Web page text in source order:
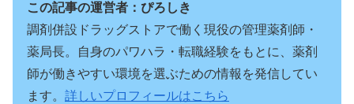
この記事の運営者：ぴろしき
調剤併設ドラッグストアで働く現役の管理薬剤師・
薬局長。自身のパワハラ・転職経験をもとに、薬剤
師が働きやすい環境を選ぶための情報を発信してい
ます。 詳しいプロフィールはこちら